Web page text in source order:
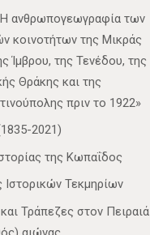
ανθρωπογεωγραφία των
κοινοτήτων της Μικράς
Ίμβρου, της Τενέδου, της
Θράκης και της
πριν το 1922»
2021)
της Κωπαΐδος
Ιστορικών Τεκμηρίων
Τράπεζες στον Πειραιά